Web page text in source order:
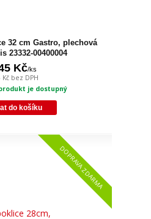
32 cm Gastro, plechová
23332-00400004
Kč/ks
Kč bez DPH
produkt je dostupný
do košíku
DOPRAVA ZDARMA